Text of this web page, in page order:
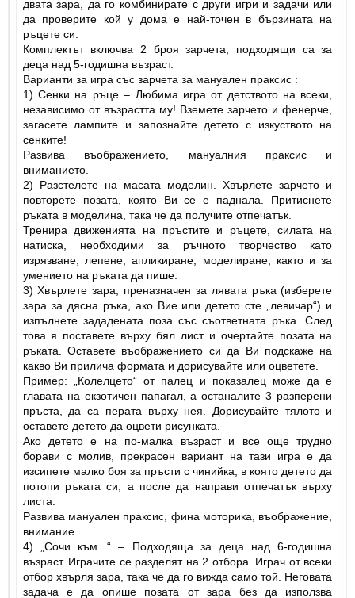
двата зара, да го комбинирате с други игри и задачи или
да проверите кой у дома е най-точен в бързината на
ръцете си.
Комплектът включва 2 броя зарчета, подходящи са за
деца над 5-годишна възраст.
Варианти за игра със зарчета за мануален праксис :
1) Сенки на ръце – Любима игра от детството на всеки,
независимо от възрастта му! Вземете зарчето и фенерче,
загасете лампите и запознайте детето с изкуството на
сенките!
Развива въображението, мануалния праксис и
вниманието.
2) Разстелете на масата моделин. Хвърлете зарчето и
повторете позата, която Ви се е паднала. Притиснете
ръката в моделина, така че да получите отпечатък.
Тренира движенията на пръстите и ръцете, силата на
натиска, необходими за ръчното творчество като
изрязване, лепене, апликиране, моделиране, както и за
умението на ръката да пише.
3) Хвърлете зара, преназначен за лявата ръка (изберете
зара за дясна ръка, ако Вие или детето сте „левичар“) и
изпълнете зададената поза със съответната ръка. След
това я поставете върху бял лист и очертайте позата на
ръката. Оставете въображението си да Ви подскаже на
какво Ви прилича формата и дорисувайте или оцветете.
Пример: „Колелцето“ от палец и показалец може да е
главата на екзотичен папагал, а останалите 3 разперени
пръста, да са перата върху нея. Дорисувайте тялото и
оставете детето да оцвети рисунката.
Ако детето е на по-малка възраст и все още трудно
борави с молив, прекрасен вариант на тази игра е да
изсипете малко боя за пръсти с чинийка, в която детето да
потопи ръката си, а после да направи отпечатък върху
листа.
Развива мануален праксис, фина моторика, въображение,
внимание.
4) „Сочи към...“ – Подходяща за деца над 6-годишна
възраст. Играчите се разделят на 2 отбора. Играч от всеки
отбор хвърля зара, така че да го вижда само той. Неговата
задача е да опише позата от зара без да използва